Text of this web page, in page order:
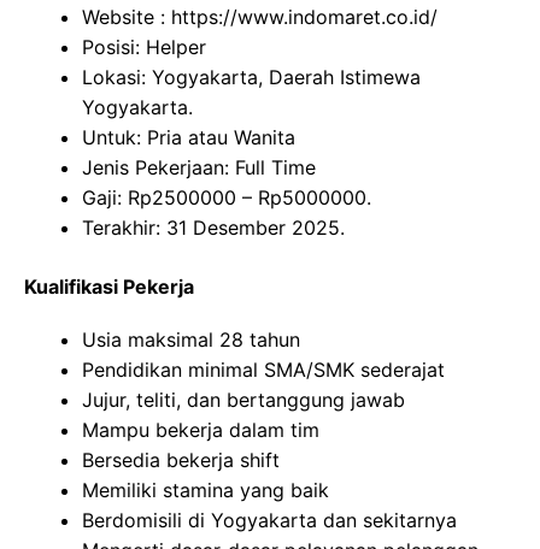
Website : https://www.indomaret.co.id/
Posisi: Helper
Lokasi: Yogyakarta, Daerah Istimewa
Yogyakarta.
Untuk: Pria atau Wanita
Jenis Pekerjaan: Full Time
Gaji: Rp2500000 – Rp5000000.
Terakhir: 31 Desember 2025.
Kualifikasi Pekerja
Usia maksimal 28 tahun
Pendidikan minimal SMA/SMK sederajat
Jujur, teliti, dan bertanggung jawab
Mampu bekerja dalam tim
Bersedia bekerja shift
Memiliki stamina yang baik
Berdomisili di Yogyakarta dan sekitarnya